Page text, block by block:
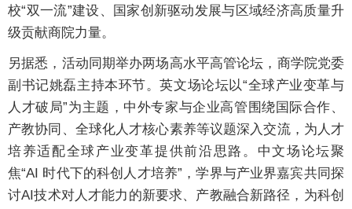
校“双一流”建设、国家创新驱动发展与区域经济高质量升
级贡献商院力量。
另据悉，活动同期举办两场高水平高管论坛，商学院党委
副书记姚磊主持本环节。英文场论坛以“全球产业变革与
人才破局”为主题，中外专家与企业高管围绕国际合作、
产教协同、全球化人才核心素养等议题深入交流，为人才
培养适配全球产业变革提供前沿思路。中文场论坛聚
焦“AI 时代下的科创人才培养”，学界与产业界嘉宾共同探
讨AI技术对人才能力的新要求、产教融合新路径，为科创